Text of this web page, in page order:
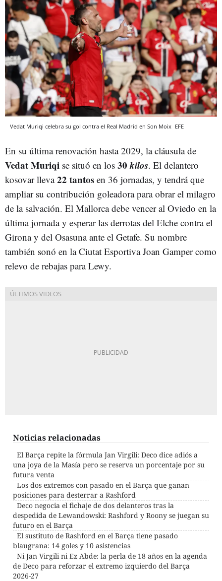
Vedat Muriqi celebra su gol contra el Real Madrid en Son Moix EFE
En su última renovación hasta 2029, la cláusula de
Vedat Muriqi se situó en los 30kilos. El delantero
kosovar lleva22 tantos en 36 jornadas, y tendrá que
ampliar su contribución goleadora para obrar el milagro
de la salvación. El Mallorca debe vencer al Oviedo en la
última jornada y esperar las derrotas del Elche contra el
Girona y del Osasuna ante el Getafe. Su nombre
también sonó en la Ciutat Esportiva Joan Gamper como
relevo de rebajas para Lewy.
Noticias relacionadas
El Barça repite la fórmula Jan Virgili: Deco dice adiós a
una joya de la Masía pero se reserva un porcentaje por su
futura venta
Los dos extremos con pasado en el Barça que ganan
posiciones para desterrar a Rashford
Deco negocia el fichaje de dos delanteros tras la
despedida de Lewandowski: Rashford y Roony se juegan su
futuro en el Barça
El sustituto de Rashford en el Barça tiene pasado
blaugrana: 14 goles y 10 asistencias
Ni Jan Virgili ni Ez Abde: la perla de 18 años en la agenda
de Deco para reforzar el extremo izquierdo del Barça
2026-27